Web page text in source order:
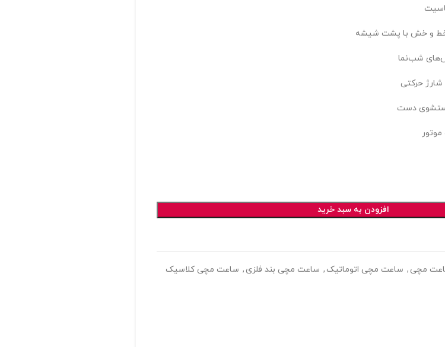
خط و خش با پشت شیشه
شب‌نما
شارژ حرکتی
دست
افزودن به سبد خرید
مچی , ساعت مچی اتوماتیک , ساعت مچی بند فلزی , ساعت مچی کلاسیک